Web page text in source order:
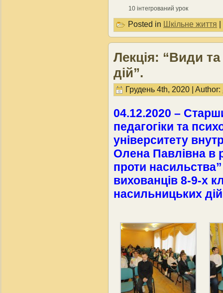
10 інтегрований урок
Posted in Шкільне життя |
Лекція: “Види
дій”.
Грудень 4th, 2020 | Author:
04.12.2020 –
педагогіки та
університету
Олена Павлівна в
проти
вихованців 8-9-х
насильницьких